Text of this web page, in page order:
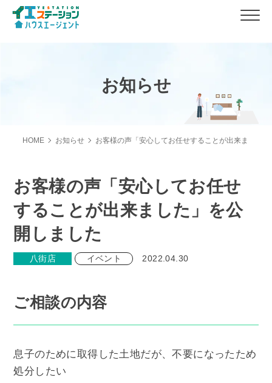
お知らせ
HOME お知らせ お客様の声「安心してお任せすることが出来ました
お客様の声「安心してお任せ
することが出来ました」を公
開しました
八街店 イベント 2022.04.30
ご相談の内容
息子のために取得した土地だが、不要になったため
処分したい